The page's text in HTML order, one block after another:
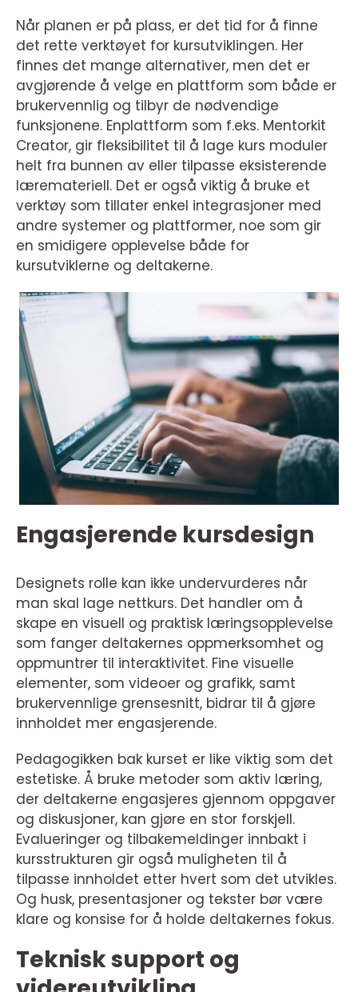
Når planen er på plass, er det tid for å finne
det rette verktøyet for kursutviklingen. Her
finnes det mange alternativer, men det er
avgjørende å velge en plattform som både er
brukervennlig og tilbyr de nødvendige
funksjonene. Enplattform som f.eks. Mentorkit
Creator, gir fleksibilitet til å lage kurs moduler
helt fra bunnen av eller tilpasse eksisterende
læremateriell. Det er også viktig å bruke et
verktøy som tillater enkel integrasjoner med
andre systemer og plattformer, noe som gir
en smidigere opplevelse både for
kursutviklerne og deltakerne.
Engasjerende kursdesign
Designets rolle kan ikke undervurderes når
man skal lage nettkurs. Det handler om å
skape en visuell og praktisk læringsopplevelse
som fanger deltakernes oppmerksomhet og
oppmuntrer til interaktivitet. Fine visuelle
elementer, som videoer og grafikk, samt
brukervennlige grensesnitt, bidrar til å gjøre
innholdet mer engasjerende.
Pedagogikken bak kurset er like viktig som det
estetiske. Å bruke metoder som aktiv læring,
der deltakerne engasjeres gjennom oppgaver
og diskusjoner, kan gjøre en stor forskjell.
Evalueringer og tilbakemeldinger innbakt i
kursstrukturen gir også muligheten til å
tilpasse innholdet etter hvert som det utvikles.
Og husk, presentasjoner og tekster bør være
klare og konsise for å holde deltakernes fokus.
Teknisk support og